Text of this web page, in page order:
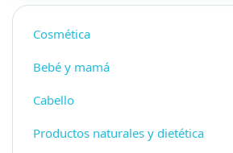
Higiene
Óptica
Ortopedia
Higiene
Óptica
Ortopedia
Cosmética
Bebé y mamá
Cabello
Productos naturales y dietética